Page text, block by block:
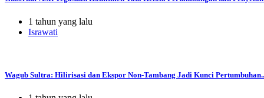
1 tahun yang lalu
Israwati
Wagub Sultra: Hilirisasi dan Ekspor Non-Tambang Jadi Kunci